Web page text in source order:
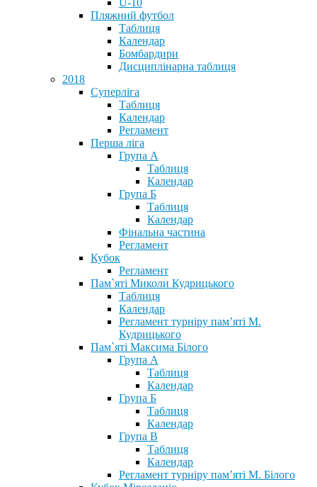
U-10
Пляжний футбол
Таблиця
Календар
Бомбардири
Дисциплінарна таблиця
2018
Суперліга
Таблиця
Календар
Регламент
Перша ліга
Група А
Таблиця
Календар
Група Б
Таблиця
Календар
Фінальна частина
Регламент
Кубок
Регламент
Пам`яті Миколи Кудрицького
Таблиця
Календар
Регламент турніру пам’яті М.
Кудрицького
Пам`яті Максима Білого
Група А
Таблиця
Календар
Група Б
Таблиця
Календар
Група В
Таблиця
Календар
Регламент турніру пам’яті М. Білого